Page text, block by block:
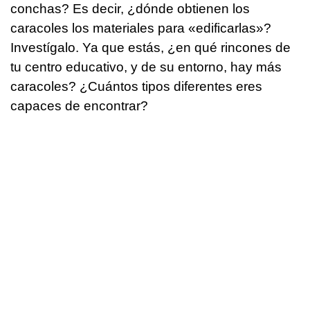
conchas? Es decir, ¿dónde obtienen los
caracoles los materiales para «edificarlas»?
Investígalo. Ya que estás, ¿en qué rincones de
tu centro educativo, y de su entorno, hay más
caracoles? ¿Cuántos tipos diferentes eres
capaces de encontrar?